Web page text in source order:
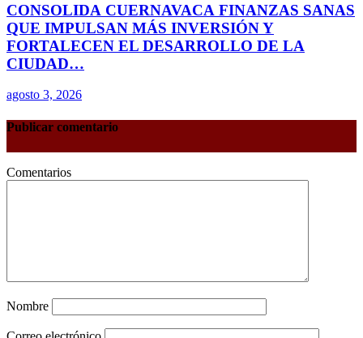
CONSOLIDA CUERNAVACA FINANZAS SANAS
QUE IMPULSAN MÁS INVERSIÓN Y
FORTALECEN EL DESARROLLO DE LA
CIUDAD…
agosto 3, 2026
Publicar comentario
Comentarios
Nombre